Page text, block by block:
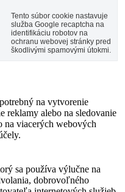
Tento súbor cookie nastavuje
služba Google recaptcha na
identifikáciu robotov na
ochranu webovej stránky pred
škodlivými spamovými útokmi.
na vytvorenie
reklamy alebo na sledovanie
na viacerých webových
sa používa výlučne na
dobrovoľného